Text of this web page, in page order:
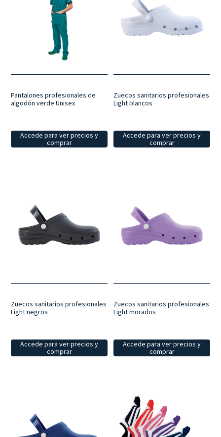
Pantalones profesionales de
algodón verde Unisex
Accede para ver precios y
comprar
Zuecos sanitarios profesionales
Light blancos
Accede para ver precios y
comprar
Zuecos sanitarios profesionales
Light negros
Accede para ver precios y
comprar
Zuecos sanitarios profesionales
Light morados
Accede para ver precios y
comprar